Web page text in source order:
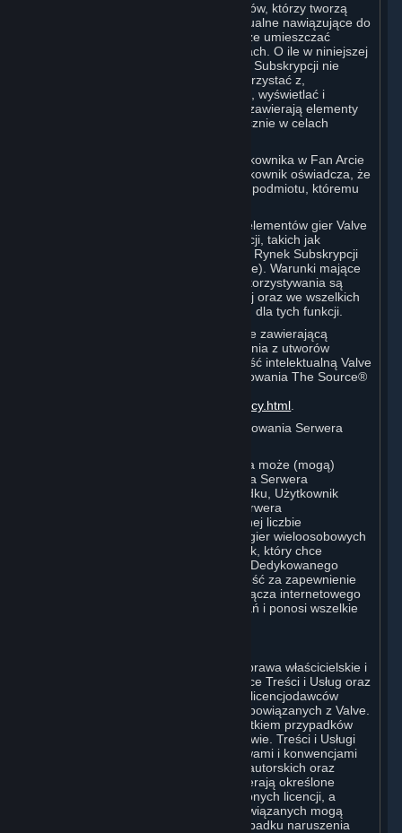
Valve docenia społeczność Użytkowników, którzy tworzą
utwory plastyczne, literackie i audiowizualne nawiązujące do
gier Valve („Fan Arty”). Użytkownik może umieszczać
zawartość gier Valve w swoich Fan Artach. O ile w niniejszej
sekcji lub w którymkolwiek z Warunków Subskrypcji nie
określono inaczej, Użytkownik może korzystać z,
zwielokrotniać, publikować, wykonywać, wyświetlać i
wprowadzać do obrotu Fan Arty, które zawierają elementy
gier Valve w dowolny sposób, ale wyłącznie w celach
W przypadku umieszczenia przez Użytkownika w Fan Arcie
jakichkolwiek treści osób trzecich, Użytkownik oświadcza, że
uzyskał wszystkie niezbędne prawa od podmiotu, któremu
Komercyjne wykorzystanie niektórych elementów gier Valve
jest dozwolone za pośrednictwem funkcji, takich jak
Warsztat Steam (Steam Workshop) lub Rynek Subskrypcji
Steam (Steam Subscription Marketplace). Warunki mające
zastosowanie w przypadku takiego wykorzystywania są
określone w sekcjach 3.D. i 6.B. poniżej oraz we wszelkich
Warunkach Subskrypcji przewidzianych dla tych funkcji.
Aby zapoznać się z polityką wideo Valve zawierającą
dodatkowe warunki dotyczące korzystania z utworów
audiowizualnych zawierających własność intelektualną Valve
lub utworzonych za pomocą oprogramowania The Source®
http://www.valvesoftware.com/videopolicy.html
E. Licencja na Korzystanie z Oprogramowania Serwera
Subskrypcja (Subskrypcje) Użytkownika może (mogą)
obejmować dostęp do Oprogramowania Serwera
Dedykowanego Valve. W takim przypadku, Użytkownik
może korzystać z Oprogramowania Serwera
Dedykowanego Valve na nieograniczonej liczbie
komputerów w celu hostowania online gier wieloosobowych
będących produktami Valve. Użytkownik, który chce
korzystać z Oprogramowania Serwera Dedykowanego
Valve, ponosi wyłączną odpowiedzialność za zapewnienie
dostępu do Internetu, przepustowości łącza internetowego
lub sprzętu używanego do takich działań i ponosi wszelkie
Wszelki tytuł prawny, a także wszelkie prawa właścicielskie i
prawa własności intelektualnej dotyczące Treści i Usług oraz
wszelkich ich kopii należą do Valve lub licencjodawców
Valve albo licencjodawców podmiotów powiązanych z Valve.
Wszelkie prawa są zastrzeżone, z wyjątkiem przypadków
wyraźnie określonych w niniejszej Umowie. Treści i Usługi
są chronione prawem autorskim, umowami i konwencjami
międzynarodowymi dotyczącymi praw autorskich oraz
innymi przepisami. Treści i Usługi zawierają określone
materiały stanowiące przedmiot udzielonych licencji, a
licencjodawcy Valve i jej podmiotów powiązanych mogą
chronić przysługujące im prawa w przypadku naruszenia